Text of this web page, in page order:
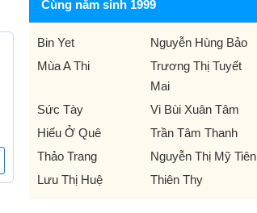
Cùng năm sinh 1999
Bin Yet
Nguyễn Hùng Bảo
Mùa A Thi
Trương Thị Tuyết
Mai
Sức Tày
Vi Bùi Xuân Tâm
Hiếu Ở Quê
Trần Tâm Thanh
Thảo Trang
Nguyễn Thị Mỹ Tiên
Lưu Thị Huệ
Thiên Thy